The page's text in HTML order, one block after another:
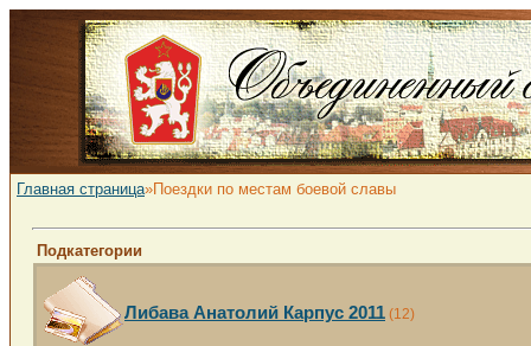
Главная страница»Поездки по местам боевой славы
Подкатегории
Либава Анатолий Карпус 2011 (12)